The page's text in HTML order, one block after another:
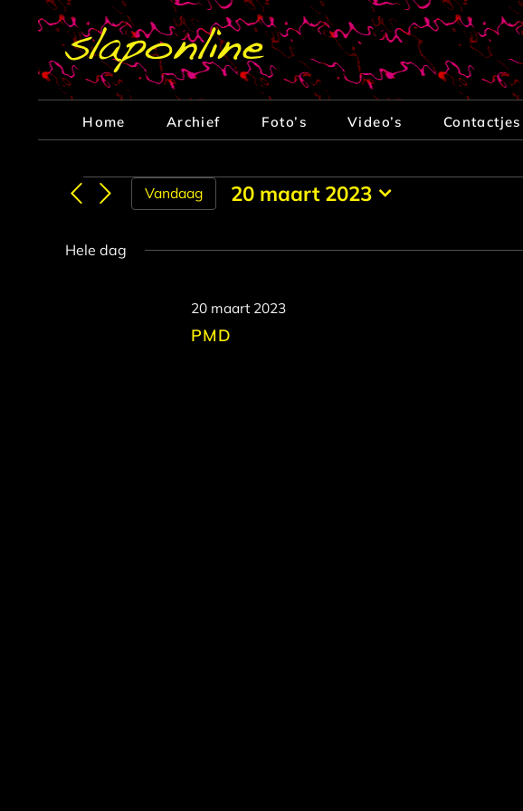
Home Archief Foto’s Video’s Contactjes
Evenementen
in
Vandaag
20 maart 2023
datum.
Hele dag
PMD
20 maart 2023